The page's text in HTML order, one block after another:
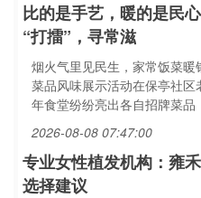
比的是手艺，暖的是民
“打擂”，寻常滋
烟火气里见民生，家常饭菜
菜品风味展示活动在保亭社
年食堂纷纷亮出各自招牌菜品
2026-08-08 07:47:00
专业女性植发机构：雍
选择建议